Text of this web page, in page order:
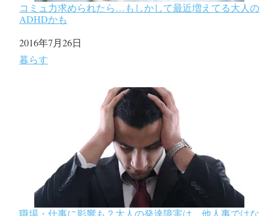
コミュ力求められたら…もしかして最近増えてる大人の
ADHDかも
日付
2016年7月26日
関連理由
暮らす
職場・仕事に影響も？大人の発達障害は、他人事ではな